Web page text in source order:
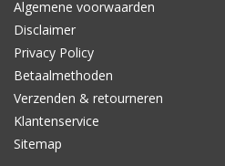
Algemene voorwaarden
Disclaimer
Privacy Policy
Betaalmethoden
Verzenden & retourneren
Klantenservice
Sitemap